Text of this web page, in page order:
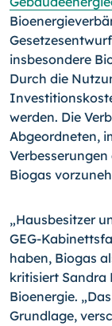
insbesondere
Durch die
werden. Die
Abgeordneten,
Biogas
„Hausbesitzer
GEG-
haben, Biogas
kritisiert Sandra
Bioenergie.
Grundlage,